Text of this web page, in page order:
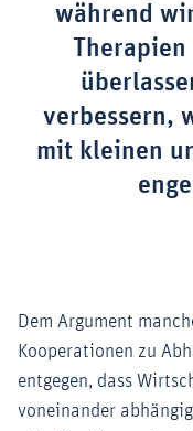
während
verbessern,
mit kleinen
Dem Argument
Kooperationen zu
entgegen, dass
voneinander